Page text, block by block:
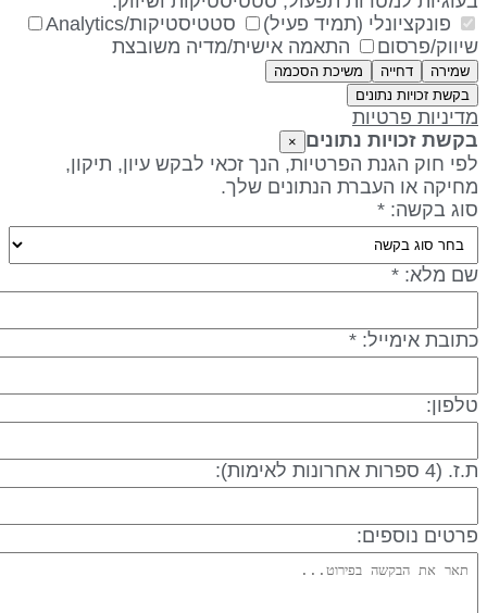
פונקציונלי (תמיד פעיל)
סטטיסטיקות/Analytics
פרסום
התאמה אישית/מדיה משובצת
שמירה דחייה
משיכת הסכמה
בקשת זכויות נתונים
פרטיות
זכויות נתונים
חוק הגנת הפרטיות, הנך זכאי לבקש עיון, תיקון,
או העברת הנתונים שלך.
בקשה: *
מלא: *
אימייל: *
ספרות אחרונות לאימות):
נוספים: